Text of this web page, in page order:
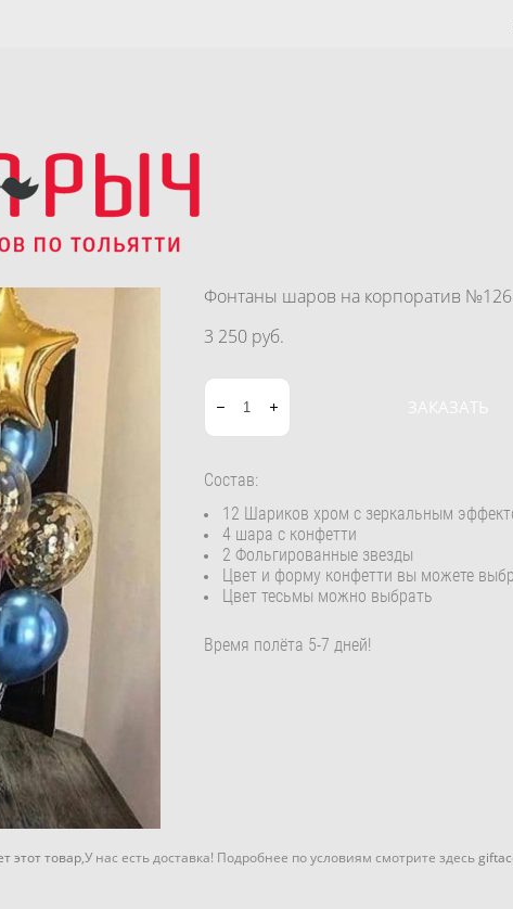
Фонтаны шаров на корпоратив №126
3 250 pуб.
ЗАКАЗАТЬ
Состав:
12 Шариков хром с зеркальным
4 шара с конфетти
2 Фольгированные звезды
Цвет и форму конфетти вы можете
Цвет тесьмы можно выбрать
Время полёта 5-7 дней!
этот товар,У нас есть доставка! Подробнее по условиям смотрите здесь